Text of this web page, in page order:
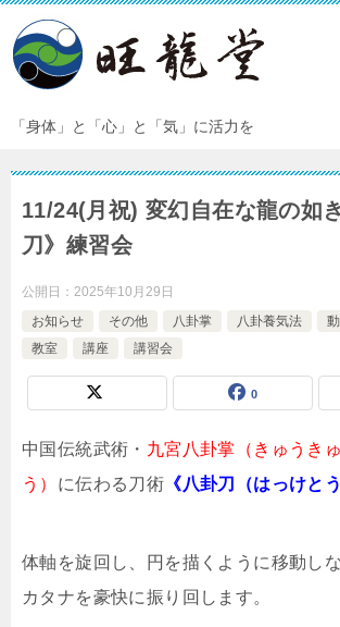
「身体」と「心」と「気」に活力を
11/24(月祝) 変幻自在な龍の如
刀》練習会
公開日： 2025年10月29日
お知らせ
その他 八卦掌 八卦養気法
教室
講座 講習会
0
中国伝統武術・ 九宮八卦掌（きゅうき
う） に伝わる刀術 《八卦刀（はっけと
体軸を旋回し、円を描くように移動し
カタナを豪快に振り回します。